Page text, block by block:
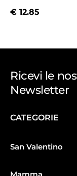
€12.85
Ricevi le
Newsletter
CATEGORIE
San Valentino